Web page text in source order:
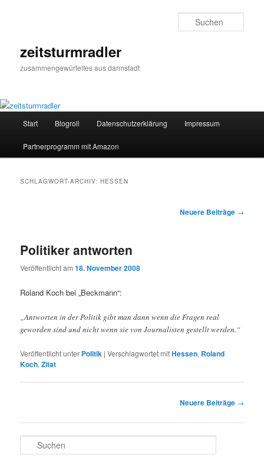
zeitsturmradler
zusammengewürfeltes aus darmstadt
Start Blogroll Datenschutzerklärung Impressum
Partnerprogramm mit Amazon
SCHLAGWORT-ARCHIV:HESSEN
Neuere Beiträge →
Politiker antworten
Veröffentlicht am18. November 2008
Roland Koch bei „Beckmann“:
„Antworten in der Politik gibt man dann wenn die Fragen real
geworden sind und nicht wenn sie von Journalisten gestellt werden.“
Veröffentlicht unter Politik |Verschlagwortet mitHessen, Roland
Koch,Zitat
Neuere Beiträge →
u